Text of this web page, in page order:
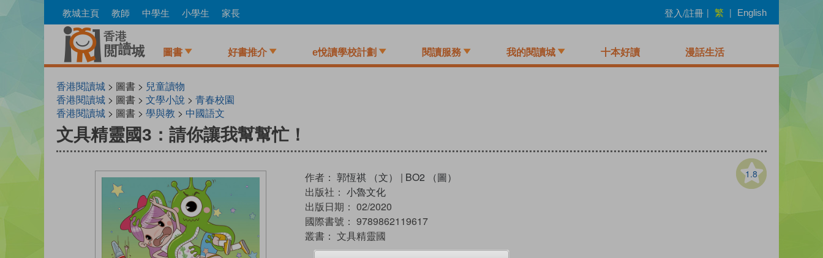
to
教城主頁 教師 中學生 小學生 家長 登入/註冊 | 繁 | English
圖書 好書推介 e悅讀學校計劃 閱讀服務 我的閱讀城 十本好讀 漫話生活
香港閱讀城 > 圖書 > 兒童讀物
香港閱讀城 > 圖書 > 文學小說 > 青春校園
香港閱讀城 > 圖書 > 學與教 > 中國語文
文具精靈國3：請你讓我幫幫忙！
1.8
作者： 郭恆祺 （文） | BO2 （圖）
出版社： 小魯文化
出版日期： 02/2020
國際書號： 9789862119617
叢書： 文具精靈國